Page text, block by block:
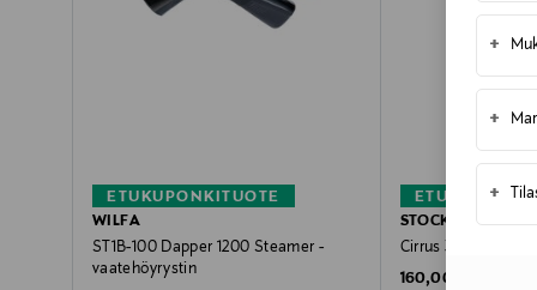
+
+
+
ETUKUPONKITUOTE
WILFA
ST1B-100 Dapper 1200 Steamer -
vaatehöyrystin
STOCKHOLM
Cirrus 3 -
Original Price
160,00 €